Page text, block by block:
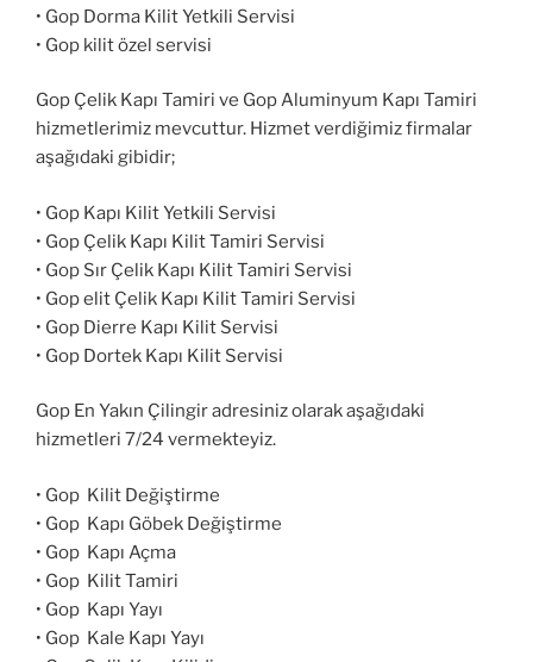
• Gop Dorma Kilit Yetkili Servisi
• Gop kilit özel servisi
Gop Çelik Kapı Tamiri ve Gop Aluminyum Kapı Tamiri
hizmetlerimiz mevcuttur. Hizmet verdiğimiz firmalar
aşağıdaki gibidir;
• Gop Kapı Kilit Yetkili Servisi
• Gop Çelik Kapı Kilit Tamiri Servisi
• Gop Sır Çelik Kapı Kilit Tamiri Servisi
• Gop elit Çelik Kapı Kilit Tamiri Servisi
• Gop Dierre Kapı Kilit Servisi
• Gop Dortek Kapı Kilit Servisi
Gop En Yakın Çilingir adresiniz olarak aşağıdaki
hizmetleri 7/24 vermekteyiz.
• Gop Kilit Değiştirme
• Gop Kapı Göbek Değiştirme
• Gop Kapı Açma
• Gop Kilit Tamiri
• Gop Kapı Yayı
• Gop Kale Kapı Yayı